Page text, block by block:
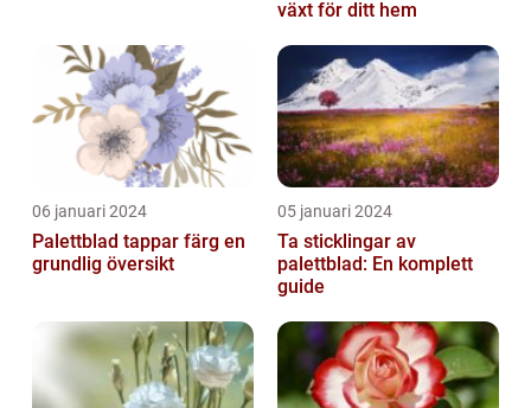
växt för ditt hem
06 januari 2024
Palettblad tappar färg en
grundlig översikt
05 januari 2024
Ta sticklingar av
palettblad: En komplett
guide